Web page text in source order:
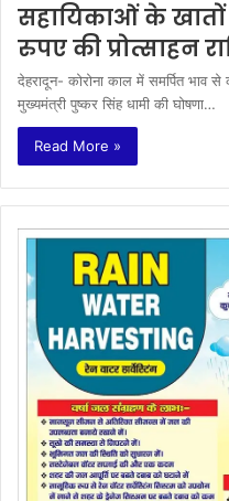
सहायिकाओं के
रुपए की प्रोत्साहन
देहरादून- कोरोना काल में समर्पित भाव
मुख्यमंत्री पुष्कर सिंह धामी की घोषणा…
Read More »